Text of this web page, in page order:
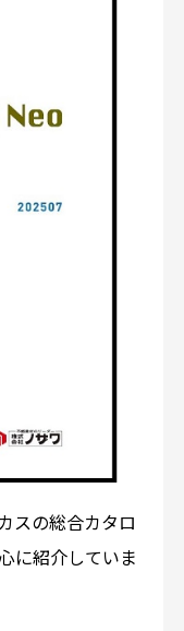
スの総合カタロ
に紹介していま